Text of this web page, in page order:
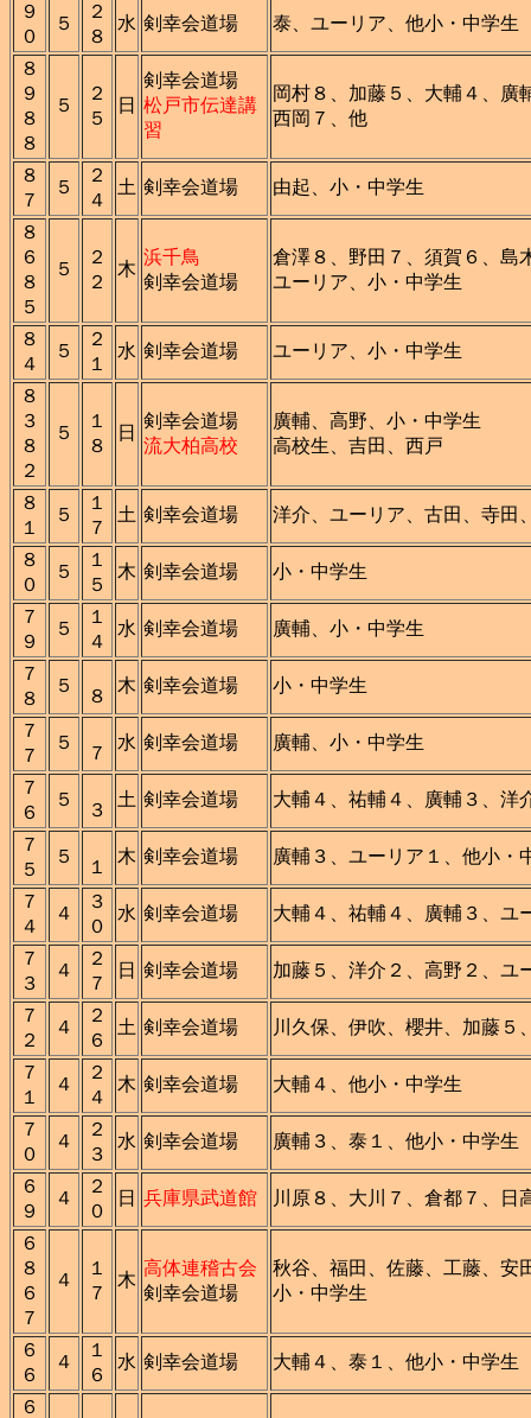
９
０
５
２
８
水 剣幸会道場 泰、ユーリア、他小・中学生
８
９
８
８
５
２
５
日
剣幸会道場
松戸市伝達講
習
岡村８、加藤５、大輔４、廣
西岡７、他
８
７
５
２
４
土 剣幸会道場 由起、小・中学生
８
６
８
５
５
２
２
木
浜千鳥
剣幸会道場
倉澤８、野田７、須賀６、島
ユーリア、小・中学生
８
４
５
２
１
水 剣幸会道場 ユーリア、小・中学生
８
３
８
２
５
１
８
日
剣幸会道場
流大柏高校
廣輔、高野、小・中学生
高校生、吉田、西戸
８
１
５
１
７
土 剣幸会道場 洋介、ユーリア、古田、寺田
８
０
５
１
５
木 剣幸会道場 小・中学生
７
９
５
１
４
水 剣幸会道場 廣輔、小・中学生
７
８
５
８
木 剣幸会道場 小・中学生
７
７
５
７
水 剣幸会道場 廣輔、小・中学生
７
６
５
３
土 剣幸会道場 大輔４、祐輔４、廣輔３、洋
７
５
５
１
木 剣幸会道場 廣輔３、ユーリア１、他小・
７
４
４
３
０
水 剣幸会道場 大輔４、祐輔４、廣輔３、ユ
７
３
４
２
７
日 剣幸会道場 加藤５、洋介２、高野２、ユ
７
２
４
２
６
土 剣幸会道場 川久保、伊吹、櫻井、加藤５
７
１
４
２
４
木 剣幸会道場 大輔４、他小・中学生
７
０
４
２
３
水 剣幸会道場 廣輔３、泰１、他小・中学生
６
９
４
２
０
日 兵庫県武道館 川原８、大川７、倉都７、日
６
８
６
７
４
１
７
木
高体連稽古会
剣幸会道場
秋谷、福田、佐藤、工藤、安
小・中学生
６
６
４
１
６
水 剣幸会道場 大輔４、泰１、他小・中学生
６